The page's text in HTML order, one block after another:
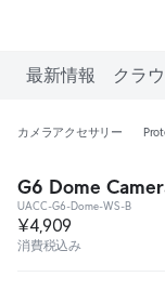
最新情報 クラ
カメラアクセサリー
G6 Dome
UACC-G6-Dome-WS-B
¥4,909
消費税込み